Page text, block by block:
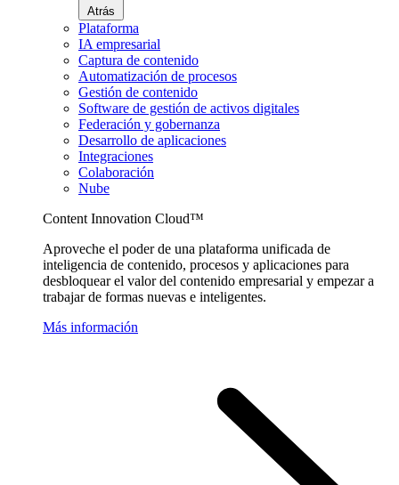
Atrás
Plataforma
IA empresarial
Captura de contenido
Automatización de procesos
Gestión de contenido
Software de gestión de activos digitales
Federación y gobernanza
Desarrollo de aplicaciones
Integraciones
Colaboración
Nube
Content Innovation Cloud™
Aproveche el poder de una plataforma unificada de
inteligencia de contenido, procesos y aplicaciones para
desbloquear el valor del contenido empresarial y empezar a
trabajar de formas nuevas e inteligentes.
Más información